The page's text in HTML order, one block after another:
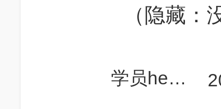
（隐藏：
学员hedVWO